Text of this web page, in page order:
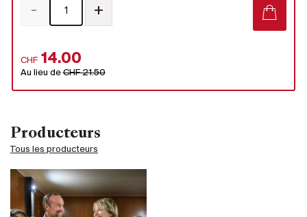
Producteurs
Tous les producteurs
CHF 14.00
Au lieu deCHF 21.50
- +